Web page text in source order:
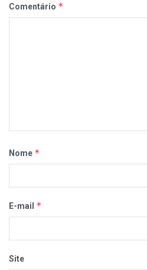
Comentário *
Nome *
E-mail *
Site